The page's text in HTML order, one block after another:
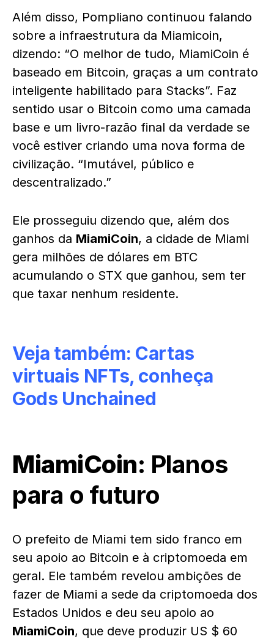
Além disso, Pompliano continuou falando
sobre a infraestrutura da Miamicoin,
dizendo: “O melhor de tudo, MiamiCoin é
baseado em Bitcoin, graças a um contrato
inteligente habilitado para Stacks”. Faz
sentido usar o Bitcoin como uma camada
base e um livro-razão final da verdade se
você estiver criando uma nova forma de
civilização. “Imutável, público e
descentralizado.”
Ele prosseguiu dizendo que, além dos
ganhos da MiamiCoin, a cidade de Miami
gera milhões de dólares em BTC
acumulando o STX que ganhou, sem ter
que taxar nenhum residente.
Veja também: Cartas
virtuais NFTs, conheça
Gods Unchained
MiamiCoin: Planos
para o futuro
O prefeito de Miami tem sido franco em
seu apoio ao Bitcoin e à criptomoeda em
geral. Ele também revelou ambições de
fazer de Miami a sede da criptomoeda dos
Estados Unidos e deu seu apoio ao
MiamiCoin, que deve produzir US $ 60